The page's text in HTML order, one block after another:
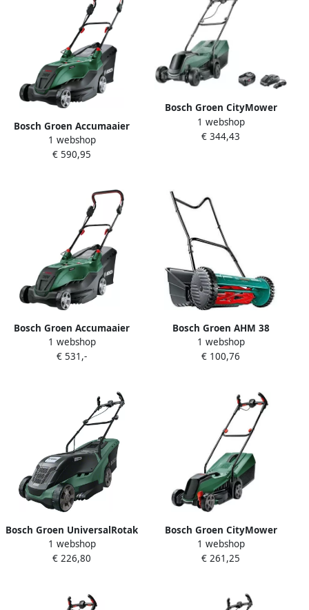
Bosch Groen Accumaaier
AdvancedRotak 36V-44-750
| 1 x 36V 4 0 Ah accu + lader
1 webshop
€ 590,95
Bosch Groen CityMower
18V-32 &apos;Cut&apos; |
Accu Grasmaaier | 32 cm | 1
1 webshop
€ 344,43
Bosch Groen Accumaaier
AdvancedRotak 36V-40-650
| 1 x 36 V Li-Ion accu 4 0 Ah
06008B9F00
1 webshop
€ 531,-
Bosch Groen AHM 38
Handgrasmaaier 380mm
0600886103
1 webshop
€ 100,76
Bosch Groen UniversalRotak
450 | Grasmaaier 1300 W |
34 cm 06008B9005
1 webshop
€ 226,80
Bosch Groen CityMower
18V-32 | Baretool | Accu
Grasmaaier | 32 cm | excl.
1 webshop
€ 261,25